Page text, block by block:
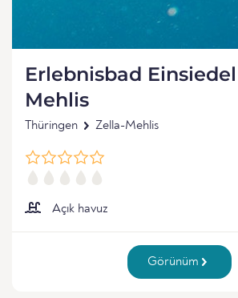
Erlebnisbad
Mehlis
Thüringen Zella-Mehlis
Açık havuz
Görünüm